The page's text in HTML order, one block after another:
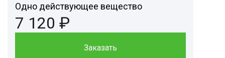
Одно действующее вещество
7 120 ₽
Заказать